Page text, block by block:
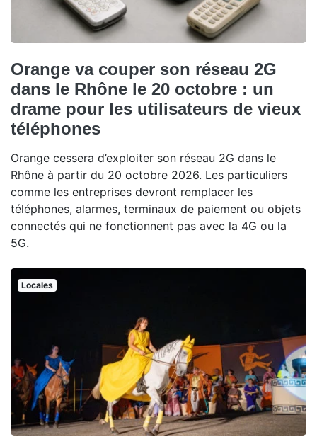
Orange va couper son réseau 2G
dans le Rhône le 20 octobre : un
drame pour les utilisateurs de vieux
téléphones
Orange cessera d’exploiter son réseau 2G dans le
Rhône à partir du 20 octobre 2026. Les particuliers
comme les entreprises devront remplacer les
téléphones, alarmes, terminaux de paiement ou objets
connectés qui ne fonctionnent pas avec la 4G ou la
5G.
Locales